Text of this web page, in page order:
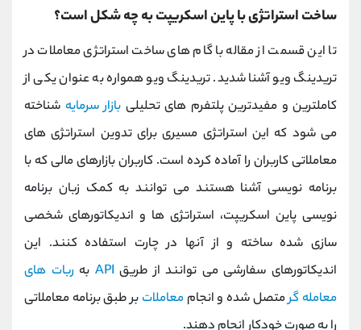
ساخت استراتژی با پاین اسکریپت به چه شکل است؟
تا این قسمت از مقاله با گام های ساخت استراتژی معاملات در
تریدینگ ویو آشنا شدید. تریدینگ ویو همواره به عنوان یکی از
کاملترین و مفیدترین پلتفرم های تحلیلی بازار سرمایه شناخته
می شود که این استراتژی مسیری برای تدوین استراتژی های
معاملاتی کاربران را آماده کرده است. کاربران بازارهای مالی که با
برنامه نویسی آشنا هستند می ‌توانند به کمک زبان برنامه
نویسی پاین اسکریپت، استراتژی ‌ها و اندیکاتورهای شخصی
‌سازی شده ساخته و از آنها در چارت استفاده کنند. این
اندیکاتورهای سفارشی می‌ توانند از طریق API به ربات‌ های
معامله‌ گرمتصل شده و انجاممعاملات بر طبق برنامه معاملاتی